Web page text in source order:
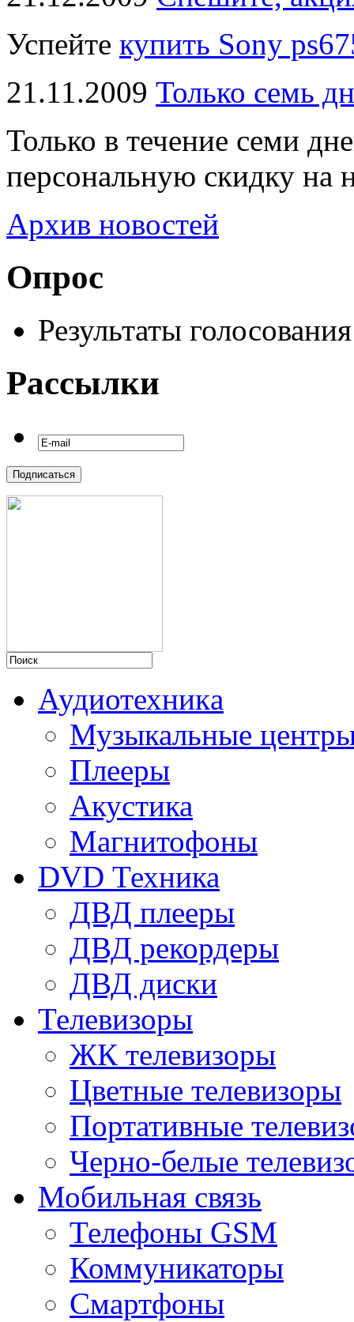
Успейте купить Sony
21.11.2009 Только семь
Только в течение семи
персональную скидку на
Архив новостей
Опрос
Результаты
Рассылки
Аудиотехникa
Музыкальные
Плееры
Акустика
Магнитофоны
DVD Техника
ДВД плееры
ДВД рекордеры
ДВД диски
Телевизоры
ЖК телевизоры
Цветные телевизоры
Портативные
Черно-белые
Мобильная связь
Телефоны GSM
Коммуникаторы
Смартфоны